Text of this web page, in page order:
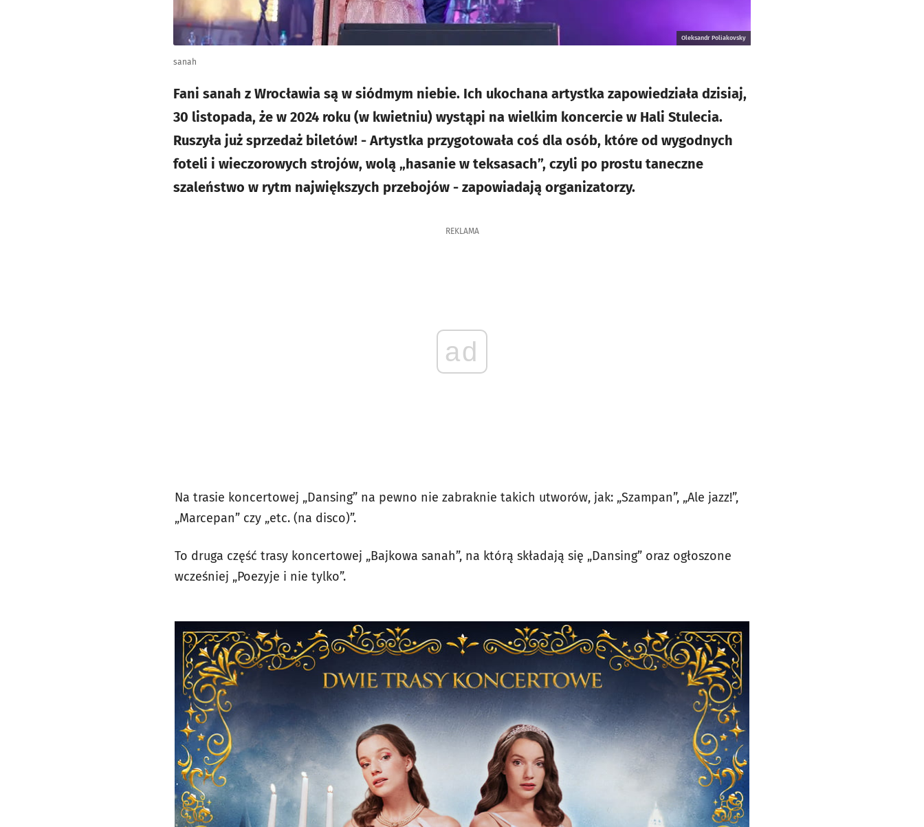
Oleksandr Poliakovsky
sanah
Fani sanah z Wrocławia są w siódmym niebie. Ich ukochana artystka zapowiedziała dzisiaj,
30 listopada, że w 2024 roku (w kwietniu) wystąpi na wielkim koncercie w Hali Stulecia.
Ruszyła już sprzedaż biletów! - Artystka przygotowała coś dla osób, które od wygodnych
foteli i wieczorowych strojów, wolą „hasanie w teksasach”, czyli po prostu taneczne
szaleństwo w rytm największych przebojów - zapowiadają organizatorzy.
REKLAMA
ad
Na trasie koncertowej „Dansing” na pewno nie zabraknie takich utworów, jak: „Szampan”, „Ale jazz!”,
„Marcepan” czy „etc. (na disco)”.
To druga część trasy koncertowej „Bajkowa sanah”, na którą składają się „Dansing” oraz ogłoszone
wcześniej „Poezyje i nie tylko”.